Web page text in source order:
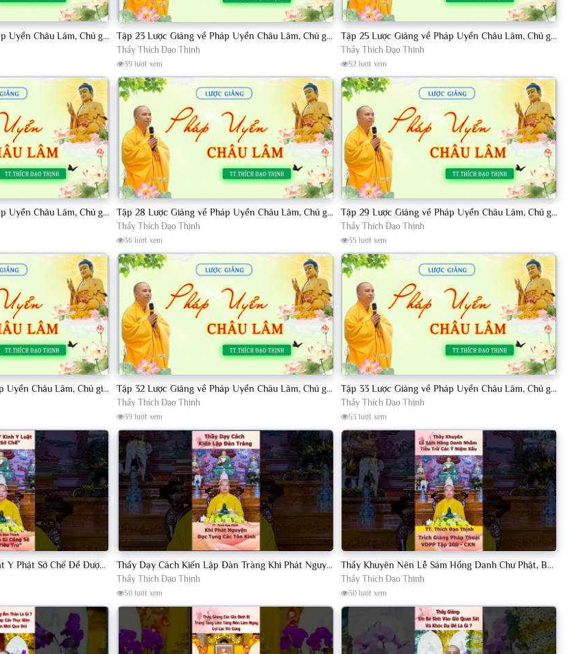
Tập 22 Lược Giảng về Pháp Uyển Châu Lâm, Chủ giảng TT. Thích Đạo Thịnh Tập 23 Lược Giảng về Pháp Uyển Châu Lâm, Chủ giảng TT. Thích Đạo Thịnh
Thầy Thích Đạo Thịnh
39 lượt xem
Tập 25 Lược Giảng về Pháp Uyển Châu Lâm, Chủ giảng TT Thích Đạo Thịnh
Thầy Thích Đạo Thịnh
52 lượt xem
Tập 27 Lược Giảng về Pháp Uyển Châu Lâm, Chủ giảng TT. Thích Đạo Thịnh Tập 28 Lược Giảng về Pháp Uyển Châu Lâm, Chủ giảng TT. Thích Đạo Thịnh.
Thầy Thích Đạo Thịnh
36 lượt xem
Tập 29 Lược Giảng về Pháp Uyển Châu Lâm, Chủ giảng TT. Thích Đạo Thịnh.
Thầy Thích Đạo Thịnh
35 lượt xem
Tập 31 Lược Giảng về Pháp Uyển Châu Lâm, Chủ giảng TT. Thích Đạo Thịnh. Tập 32 Lược Giảng về Pháp Uyển Châu Lâm, Chủ giảng TT. Thích Đạo Thịnh.
Thầy Thích Đạo Thịnh
39 lượt xem
Tập 33 Lược Giảng về Pháp Uyển Châu Lâm, Chủ giảng TT. Thích Đạo Thịnh.
Thầy Thích Đạo Thịnh
53 lượt xem
Phật Tử Nên Y Kinh Y Luật Y Phật Sở Chế Để Được Tiêu Trừ Nghiệp Chướng TT. Thích Đạo Thịnh. Thầy Dạy Cách Kiến Lập Đàn Tràng Khi Phát Nguyện Đọc Tụng Các Tôn Kinh TT. Thích Đạo Thịnh.
Thầy Thích Đạo Thịnh
50 lượt xem
Thầy Khuyên Nên Lễ Sám Hồng Danh Chư Phật, Bồ Tát Để Tiêu Trừ Ý Niệm Xấu Khi Tu Tập
Thầy Thích Đạo Thịnh
30 lượt xem